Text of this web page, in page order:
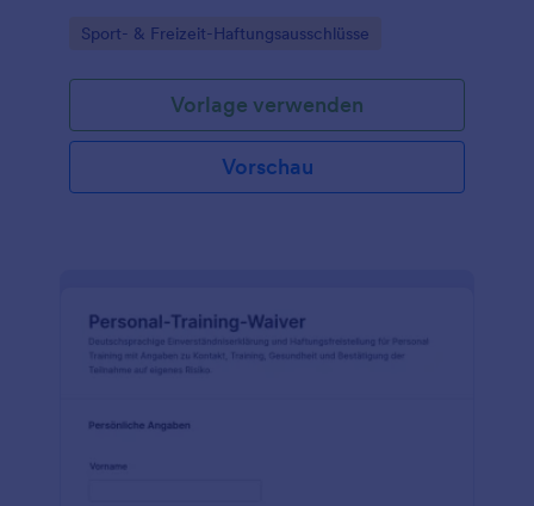
passende Formularvorlagen.
Go to Category:
Sport- & Freizeit-Haftungsausschlüsse
Vorlage verwenden
Vorschau